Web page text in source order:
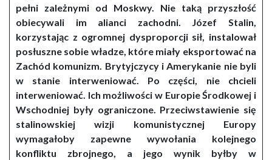
pełni zależnymi od Moskwy. Nie taką przyszłość
obiecywali im alianci zachodni. Józef Stalin,
korzystając z ogromnej dysproporcji sił, instalował
posłuszne sobie władze, które miały eksportować na
Zachód komunizm. Brytyjczycy i Amerykanie nie byli
w stanie interweniować. Po części, nie chcieli
interweniować. Ich możliwości w Europie Środkowej i
Wschodniej były ograniczone. Przeciwstawienie się
stalinowskiej wizji komunistycznej Europy
wymagałoby zapewne wywołania kolejnego
konfliktu zbrojnego, a jego wynik byłby w